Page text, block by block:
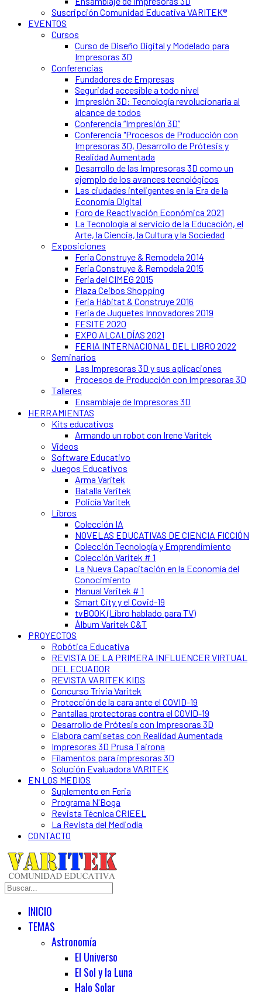
Suscripción Comunidad Educativa VARITEK®
EVENTOS
Cursos
Curso de Diseño Digital y Modelado para
Impresoras 3D
Conferencias
Fundadores de Empresas
Seguridad accesible a todo nivel
Impresión 3D: Tecnología revolucionaria al
alcance de todos
Conferencia “Impresión 3D”
Conferencia "Procesos de Producción con
Impresoras 3D, Desarrollo de Prótesis y
Realidad Aumentada
Desarrollo de las Impresoras 3D como un
ejemplo de los avances tecnológicos
Las ciudades inteligentes en la Era de la
Economía Digital
Foro de Reactivación Económica 2021
La Tecnología al servicio de la Educación, el
Arte, la Ciencia, la Cultura y la Sociedad
Exposiciones
Feria Construye & Remodela 2014
Feria Construye & Remodela 2015
Feria del CIMEG 2015
Plaza Ceibos Shopping
Feria Hábitat & Construye 2016
Feria de Juguetes Innovadores 2019
FESITE 2020
EXPO ALCALDÍAS 2021
FERIA INTERNACIONAL DEL LIBRO 2022
Seminarios
Las Impresoras 3D y sus aplicaciones
Procesos de Producción con Impresoras 3D
Talleres
Ensamblaje de Impresoras 3D
HERRAMIENTAS
Kits educativos
Armando un robot con Irene Varitek
Videos
Software Educativo
Juegos Educativos
Arma Varitek
Batalla Varitek
Policía Varitek
Libros
Colección IA
NOVELAS EDUCATIVAS DE CIENCIA FICCIÓN
Colección Tecnología y Emprendimiento
Colección Varitek # 1
La Nueva Capacitación en la Economía del
Conocimiento
Manual Varitek # 1
Smart City y el Covid-19
tvBOOK (Libro hablado para TV)
Álbum Varitek C&T
PROYECTOS
Robótica Educativa
REVISTA DE LA PRIMERA INFLUENCER VIRTUAL
DEL ECUADOR
REVISTA VARITEK KIDS
Concurso Trivia Varitek
Protección de la cara ante el COVID-19
Pantallas protectoras contra el COVID-19
Desarrollo de Prótesis con Impresoras 3D
Elabora camisetas con Realidad Aumentada
Impresoras 3D Prusa Tairona
Filamentos para impresoras 3D
Solución Evaluadora VARITEK
EN LOS MEDIOS
Suplemento en Feria
Programa N'Boga
Revista Técnica CRIEEL
La Revista del Mediodía
CONTACTO
INICIO
TEMAS
Astronomía
El Universo
El Sol y la Luna
Halo Solar